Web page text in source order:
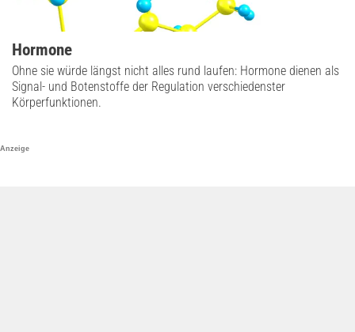
Hormone
Ohne sie würde längst nicht alles rund laufen: Hormone dienen als
Signal- und Botenstoffe der Regulation verschiedenster
Körperfunktionen.
Anzeige